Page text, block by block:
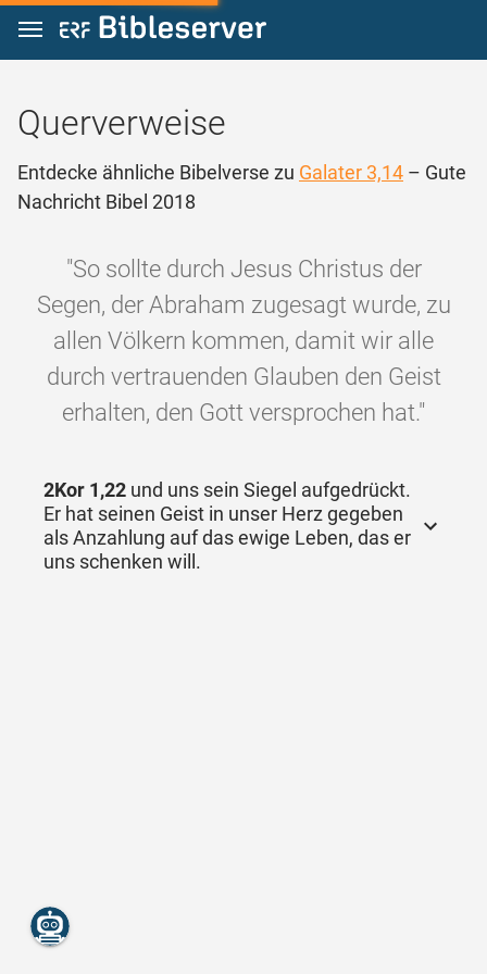
Zum Inhalt springen
Querverweise
Entdecke ähnliche Bibelverse zu Galater 3,14 – Gute
Nachricht Bibel 2018
"So sollte durch Jesus Christus der
Segen, der Abraham zugesagt wurde, zu
allen Völkern kommen, damit wir alle
durch vertrauenden Glauben den Geist
erhalten, den Gott versprochen hat."
2Kor 1,22 und uns sein Siegel aufgedrückt.
Er hat seinen Geist in unser Herz gegeben
als Anzahlung auf das ewige Leben, das er
uns schenken will.